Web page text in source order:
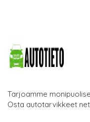
Tarjoamme
Osta autotarvikkeet